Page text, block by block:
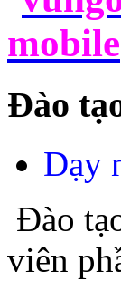
Đào
Dạy
Đào
viên